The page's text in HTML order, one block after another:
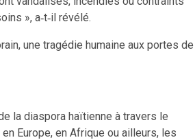
», a‑t‑il révélé.
une tragédie humaine aux portes de
la diaspora haïtienne à travers le
Europe, en Afrique ou ailleurs, les